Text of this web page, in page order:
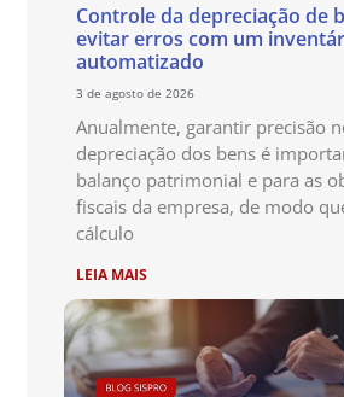
Controle da depreciação de
evitar erros com um
automatizado
3 de agosto de 2026
Anualmente, garantir precisão
depreciação dos bens é
balanço patrimonial e para as
fiscais da empresa, de modo
cálculo
LEIA MAIS